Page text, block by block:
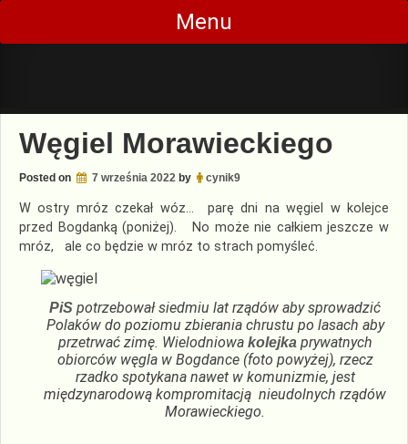
Skip
content
Menu
Węgiel Morawieckiego
Posted on 7 września 2022 by cynik9
W ostry mróz czekał wóz… parę dni na węgiel w kolejce
przed Bogdanką (poniżej). No może nie całkiem jeszcze w
mróz, ale co będzie w mróz to strach pomyśleć.
PiS potrzebował siedmiu lat rządów aby sprowadzić
Polaków do poziomu zbierania chrustu po lasach aby
przetrwać zimę. Wielodniowa kolejkaprywatnych
obiorców węgla w Bogdance (foto powyżej), rzecz
rzadko spotykana nawet w komunizmie, jest
międzynarodową kompromitacją nieudolnych rządów
Morawieckiego.